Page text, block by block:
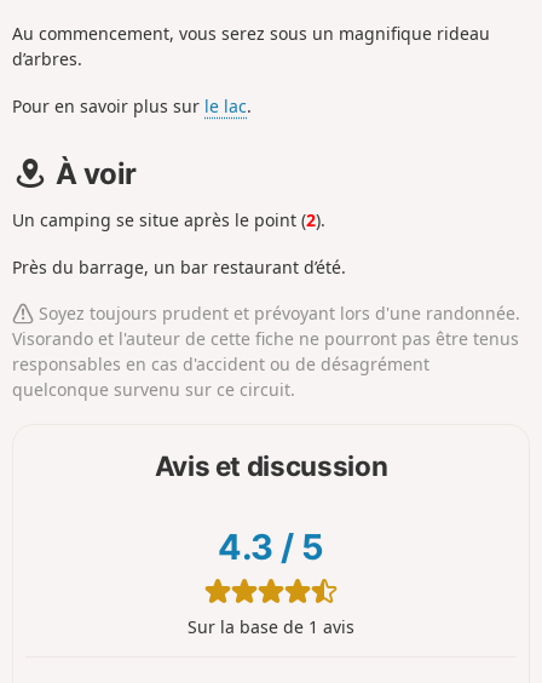
Au commencement, vous serez sous un magnifique rideau
d’arbres.
Pour en savoir plus sur le lac.
À voir
Un camping se situe après le point (2).
Près du barrage, un bar restaurant d’été.
Soyez toujours prudent et prévoyant lors d'une randonnée.
Visorando et l'auteur de cette fiche ne pourront pas être tenus
responsables en cas d'accident ou de désagrément
quelconque survenu sur ce circuit.
Avis et discussion
4.3 / 5
Sur la base de 1 avis